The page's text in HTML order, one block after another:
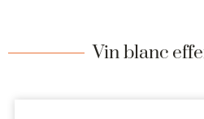
Vin blanc